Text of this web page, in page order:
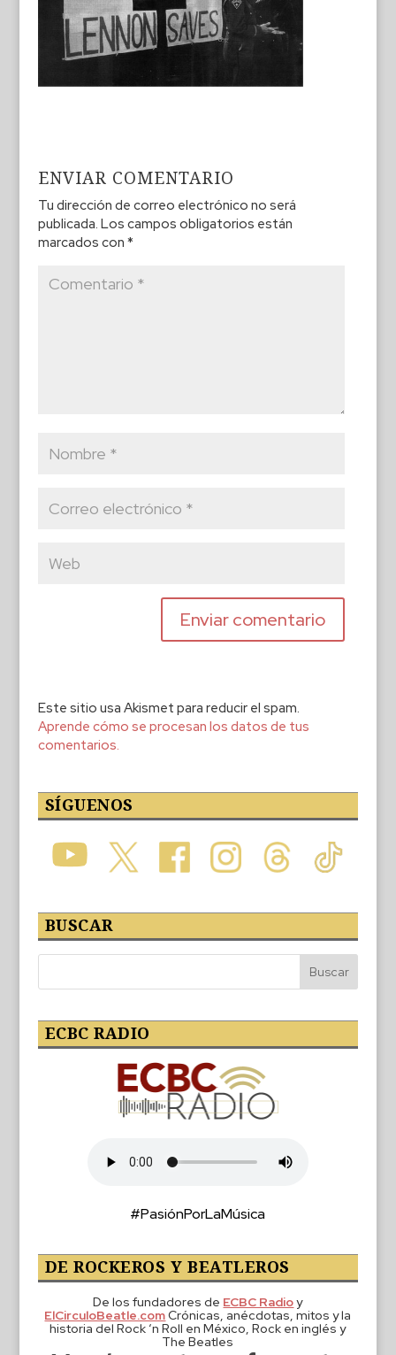
ENVIAR COMENTARIO
Tu dirección de correo electrónico no será
publicada. Los campos obligatorios están
marcados con *
Este sitio usa Akismet para reducir el spam.
Aprende cómo se procesan los datos de tus
comentarios.
SÍGUENOS
BUSCAR
ECBC RADIO
#PasiónPorLaMúsica
DE ROCKEROS Y BEATLEROS
De los fundadores de ECBC Radioy
ElCirculoBeatle.comCrónicas, anécdotas, mitos y la
historia del Rock ‘n Roll en México, Rock en inglés y
The Beatles